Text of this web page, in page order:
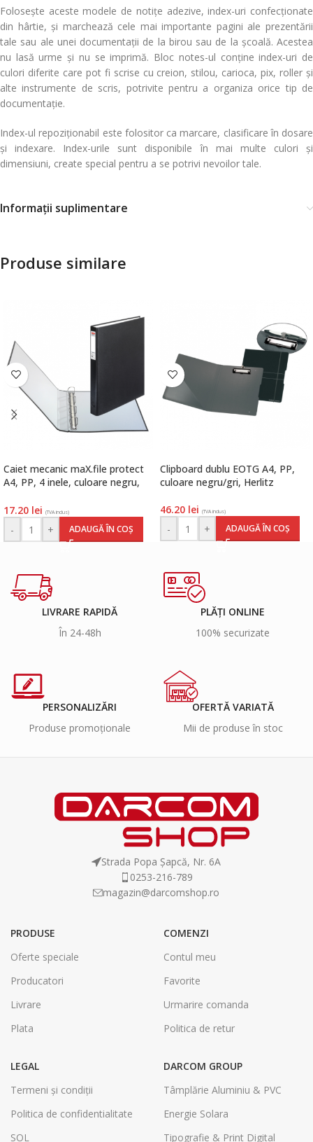
Folosește aceste modele de notițe adezive, index-uri confecționate
din hârtie, și marchează cele mai importante pagini ale prezentării
tale sau ale unei documentații de la birou sau de la școală. Acestea
nu lasă urme și nu se imprimă. Bloc notes-ul conține index-uri de
culori diferite care pot fi scrise cu creion, stilou, carioca, pix, roller și
alte instrumente de scris, potrivite pentru a organiza orice tip de
documentație.
Index-ul repoziționabil este folositor ca marcare, clasificare în dosare
și indexare. Index-urile sunt disponibile în mai multe culori și
dimensiuni, create special pentru a se potrivi nevoilor tale.
Informații suplimentare
Produse similare
Caiet mecanic maX.file protect
A4, PP, 4 inele, culoare negru,
17.20 lei (TVA inclus)
- + ADAUGĂ ÎN COȘ
Clipboard dublu EOTG A4, PP,
culoare negru/gri, Herlitz
46.20 lei (TVA inclus)
- + ADAUGĂ ÎN COȘ
LIVRARE RAPIDĂ
În 24-48h
PLĂȚI ONLINE
100% securizate
PERSONALIZĂRI
Produse promoționale
OFERTĂ VARIATĂ
Mii de produse în stoc
Strada Popa Șapcă, Nr. 6A
0253-216-789
magazin@darcomshop.ro
PRODUSE
Oferte speciale
Producatori
Livrare
Plata
COMENZI
Contul meu
Favorite
Urmarire comanda
Politica de retur
LEGAL
Termeni și condiții
Politica de confidentialitate
SOL
DARCOM GROUP
Tâmplărie Aluminiu & PVC
Energie Solara
Tipografie & Print Digital